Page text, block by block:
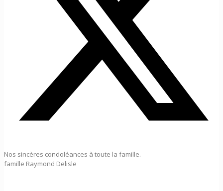
Nos sincères condoléances à toute la famille.
famille Raymond Delisle